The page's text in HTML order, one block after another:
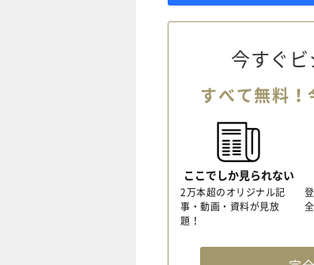
今すぐ
すべて無料
ここでしか見られない
2万本超のオリジナル記
事・動画・資料が見放
題！